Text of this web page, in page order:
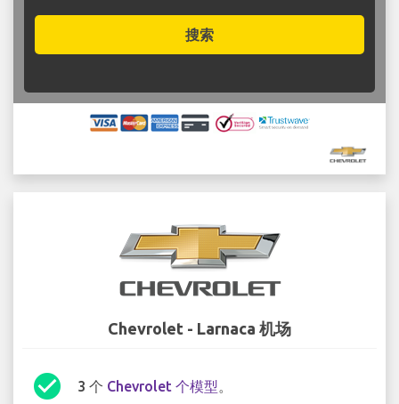
搜索
Chevrolet - Larnaca 机场
check_circle 3 个 Chevrolet 个模型。